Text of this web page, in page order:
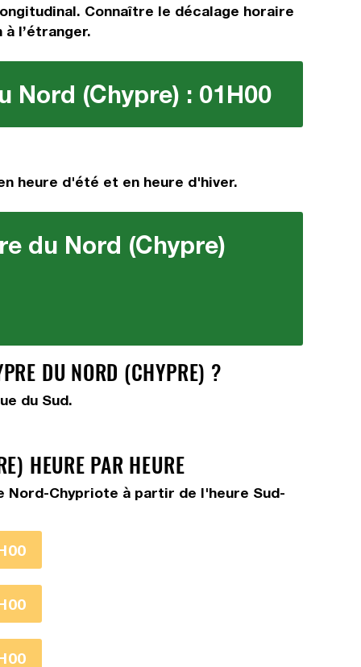
Connaître le décalage horaire
l’étranger.
(Chypre) : 01H00
heure d'été et en heure d'hiver.
du Nord (Chypre)
DU NORD (CHYPRE) ?
du Sud.
HEURE PAR HEURE
Nord-Chypriote à partir de l'heure Sud-